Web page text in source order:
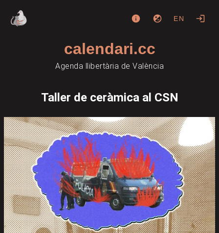
EN
calendari.cc
Agenda llibertària de València
Taller de ceràmica al CSN